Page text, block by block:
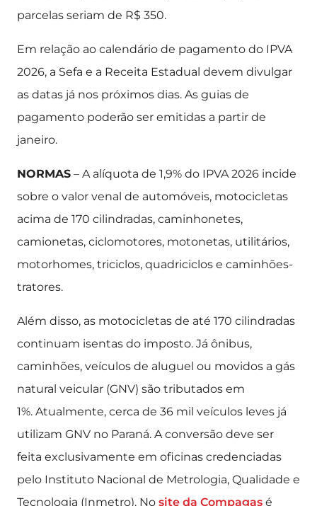
parcelas seriam de R$ 350.
Em relação ao calendário de pagamento do IPVA
2026, a Sefa e a Receita Estadual devem divulgar
as datas já nos próximos dias. As guias de
pagamento poderão ser emitidas a partir de
janeiro.
NORMAS – A alíquota de 1,9% do IPVA 2026 incide
sobre o valor venal de automóveis, motocicletas
acima de 170 cilindradas, caminhonetes,
camionetas, ciclomotores, motonetas, utilitários,
motorhomes, triciclos, quadriciclos e caminhões-
tratores.
Além disso, as motocicletas de até 170 cilindradas
continuam isentas do imposto. Já ônibus,
caminhões, veículos de aluguel ou movidos a gás
natural veicular (GNV) são tributados em
1%. Atualmente, cerca de 36 mil veículos leves já
utilizam GNV no Paraná. A conversão deve ser
feita exclusivamente em oficinas credenciadas
pelo Instituto Nacional de Metrologia, Qualidade e
Tecnologia (Inmetro). No site da Compagas é